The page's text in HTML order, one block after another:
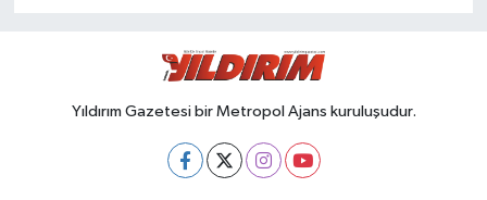
Yıldırım Gazetesi bir Metropol Ajans kuruluşudur.